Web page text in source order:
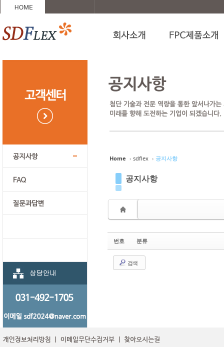
Home › sdflex › 공지사항
공지사항
번호 분류
검색
Sketchbook5, 스케치북5
Sketchbook5, 스케치북5
Sketchbook5, 스케치북5
Sketchbook5, 스케치북5